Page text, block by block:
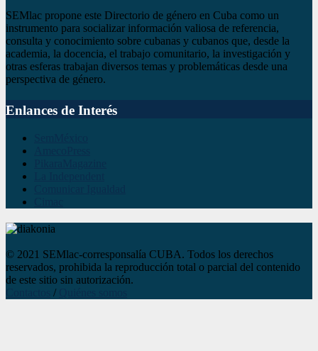
SEMlac propone este Directorio de género en Cuba como un
instrumento para socializar información valiosa de referencia,
consulta y conocimiento sobre cubanas y cubanos que, desde la
academia, la docencia, el trabajo comunitario, la investigación y
otras esferas trabajan diversos temas y problemáticas desde una
perspectiva de género.
Enlances de Interés
© 2021 SEMlac-corresponsalía CUBA. Todos los derechos
reservados, prohibida la reproducción total o parcial del contenido
de este sitio sin autorización.
/